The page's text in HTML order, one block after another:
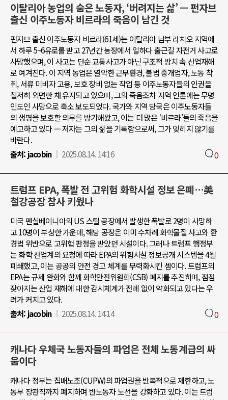
이탈리아 농업의 숨은 노동자, ‘버려지는 삶’ — 펀자브
출신 이주노동자 비르라의 죽음이 남긴 것
펀자브 출신 이주노동자 비르라(61세)는 이탈리아 남부 라치오 지역에
서 하루 5~6유로를 받고 27년간 농장에서 일하다 출근길 자전거 사고로
사망했으며, 이 사고는 단순 교통사고가 아닌 구조적 방치 속 산업재해
로 여겨진다. 이 지역 농업은 열악한 근무환경, 불법 중개업자, 노동 착
취, 서류 미비자 고용, 보호 장비 없는 작업 등 이주노동자들의 인권을
철저히 외면한 채 유지되고 있으며, 그의 죽음조차 지역 언론에는 무명
인도인 사망으로 축소 보도되었다. 국가와 지역 당국은 이주노동자들
의 생명을 보호할 의무를 방기해왔고, 이는 더 많은 ‘비르라’들의 죽음을
예고하고 있다 — 저자는 그의 삶을 기록함으로써, 그가 잊히지 않기를
바란다.
출처: jacobin 2025.08.14. 14:16 0
트럼프 EPA, 폭발 전 고위험 화학시설 정보 은폐…美
철강공장 참사 키웠나
미국 펜실베이니아의 US 스틸 공장에서 발생한 폭발로 2명이 사망하
고 10명이 부상한 가운데, 해당 공장은 이미 수차례 화학물질 사고와 환
경법 위반으로 고위험 판정을 받았던 시설이다. 그러나 트럼프 행정부
는 화학 산업계의 요청에 따라 EPA의 위험시설 정보공개 시스템을 4월
폐쇄했고, 이는 공공의 안전 경고 체계를 무력화시킨 셈이다. 트럼프의
EPA는 규제 완화와 함께 화학안전위원회(CSB) 폐지를 추진하며, 점점
잦아지는 산업 재해에 대한 감시체계가 전례 없이 약화되고 있다는 우
려가 커지고 있다.
출처: jacobin 2025.08.14. 14:14 0
캐나다 우체국 노동자들의 파업은 전체 노동계급의 싸
움이다
캐나다 정부는 집배노조(CUPW)의 파업권을 반복적으로 제한하고, 노
동부 장관직까지 폐지하며 반노동자 노선을 강화하고 있다. 이는 트럼